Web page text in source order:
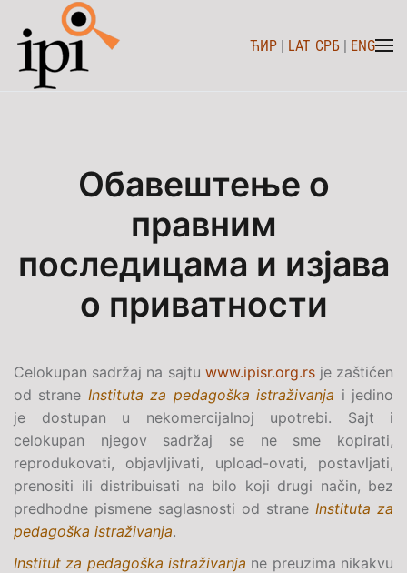
Skip to main content ЋИР | LAT СРБ | ENG
Обавештење о
правним
последицама и изјава
о приватности
Celokupan sadržaj na sajtu www.ipisr.org.rsje zaštićen
od strane Instituta za pedagoška istraživanja i jedino
je dostupan u nekomercijalnoj upotrebi. Sajt i
celokupan njegov sadržaj se ne sme kopirati,
reprodukovati, objavljivati, upload-ovati, postavljati,
prenositi ili distribuisati na bilo koji drugi način, bez
predhodne pismene saglasnosti od strane Instituta za
pedagoška istraživanja.
Institut za pedagoška istraživanja ne preuzima nikakvu